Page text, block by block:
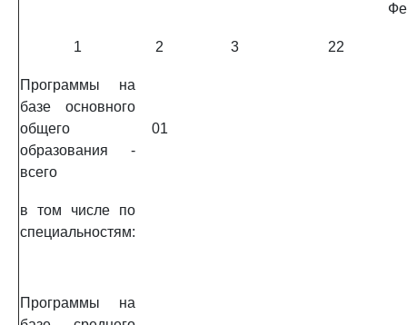
1 2 3 22
Программы на
базе основного
общего
образования -
всего
01
в том числе по
специальностям:
Программы на